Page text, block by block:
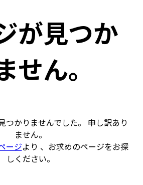
が見つか
せん。
つかりませんでした。 申し訳あり
ません。
ージより 、お求めのページをお探
しください。